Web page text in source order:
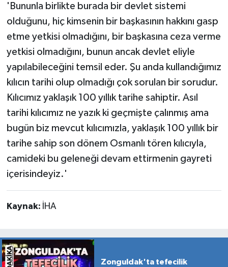
'Bununla birlikte burada bir devlet sistemi
olduğunu, hiç kimsenin bir başkasının hakkını gasp
etme yetkisi olmadığını, bir başkasına ceza verme
yetkisi olmadığını, bunun ancak devlet eliyle
yapılabileceğini temsil eder. Şu anda kullandığımız
kılıcın tarihi olup olmadığı çok sorulan bir sorudur.
Kılıcımız yaklaşık 100 yıllık tarihe sahiptir. Asıl
tarihi kılıcımız ne yazık ki geçmişte çalınmış ama
bugün biz mevcut kılıcımızla, yaklaşık 100 yıllık bir
tarihe sahip son dönem Osmanlı tören kılıcıyla,
camideki bu geleneği devam ettirmenin gayreti
içerisindeyiz.'
Kaynak: İHA
Zonguldak'ta tefecilik